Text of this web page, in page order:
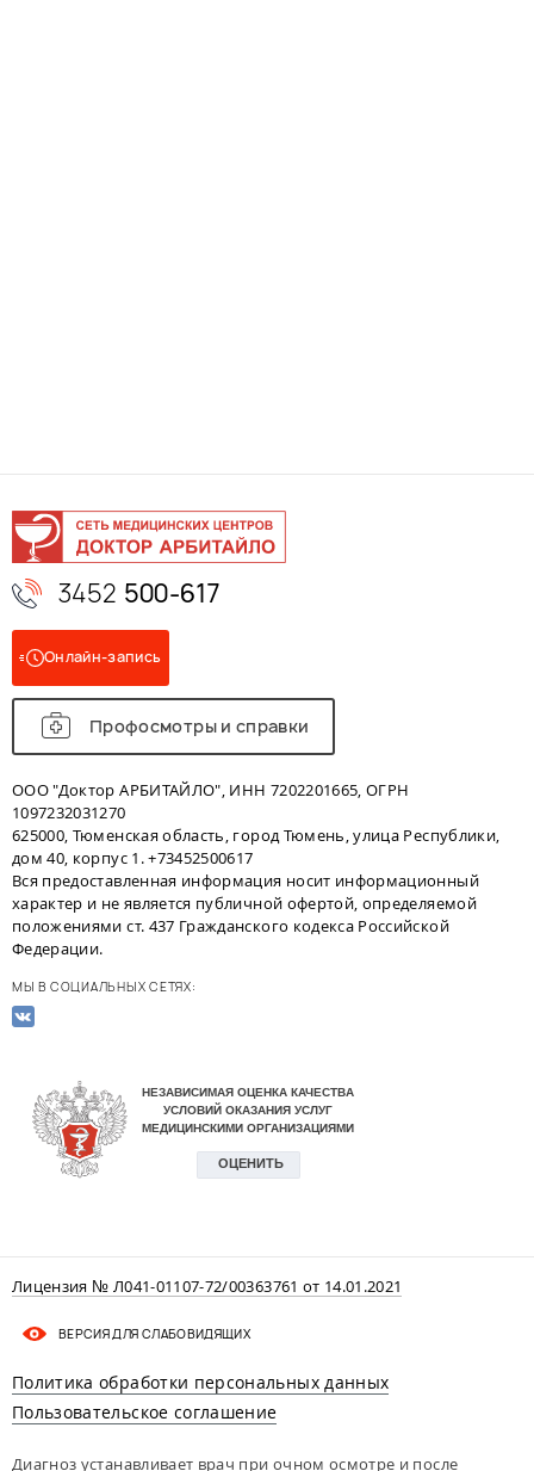
3452 500-617
Онлайн-запись
Профосмотры и справки
ООО "Доктор АРБИТАЙЛО", ИНН 7202201665, ОГРН
1097232031270
625000, Тюменская область, город Тюмень, улица Республики,
дом 40, корпус 1. +73452500617
Вся предоставленная информация носит информационный
характер и не является публичной офертой, определяемой
положениями ст. 437 Гражданского кодекса Российской
Федерации.
МЫ В СОЦИАЛЬНЫХ СЕТЯХ:
Лицензия № Л041-01107-72/00363761 от 14.01.2021
ВЕРСИЯ ДЛЯ СЛАБОВИДЯЩИХ
Политика обработки персональных данных
Пользовательское соглашение
Диагноз устанавливает врач при очном осмотре и после